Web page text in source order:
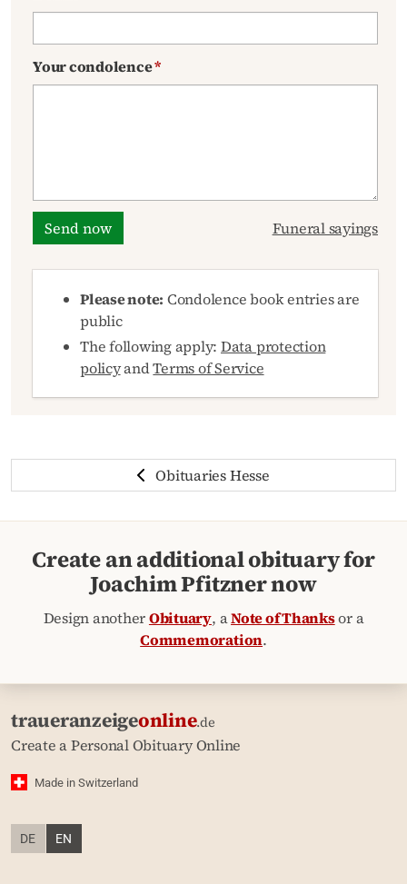
Your condolence*
Send now Funeral sayings
Please note: Condolence book entries are
public
The following apply: Data protection
policyandTerms of Service
Obituaries Hesse
Create an additional obituary for
Joachim Pfitzner now
Design anotherObituary, aNote of Thanksor a
Commemoration.
traueranzeigeonline.de
Create a Personal Obituary Online
Made in Switzerland
DE EN